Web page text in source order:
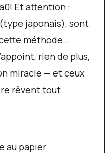
Et attention :
japonais), sont
méthode...
rien de plus,
miracle — et ceux
rêvent tout
au papier